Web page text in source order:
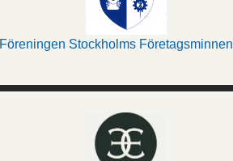
Föreningen Stockholms Företagsminnen